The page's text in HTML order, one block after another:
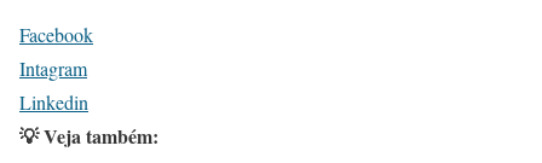
Facebook
Intagram
Linkedin
💡 Veja também: